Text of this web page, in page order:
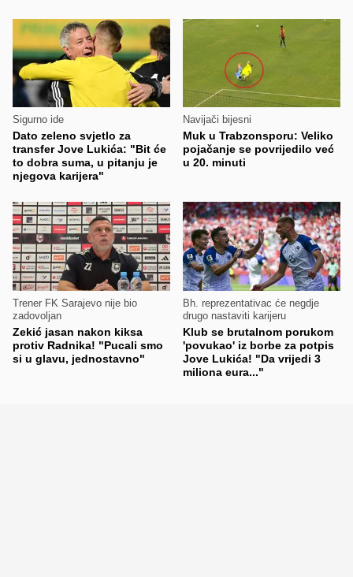
Sigurno ide
Dato zeleno svjetlo za
transfer Jove Lukića: "Bit će
to dobra suma, u pitanju je
njegova karijera"
Navijači bijesni
Muk u Trabzonsporu: Veliko
pojačanje se povrijedilo već
u 20. minuti
Trener FK Sarajevo nije bio
zadovoljan
Zekić jasan nakon kiksa
protiv Radnika! "Pucali smo
si u glavu, jednostavno"
Bh. reprezentativac će negdje
drugo nastaviti karijeru
Klub se brutalnom porukom
'povukao' iz borbe za potpis
Jove Lukića! "Da vrijedi 3
miliona eura..."